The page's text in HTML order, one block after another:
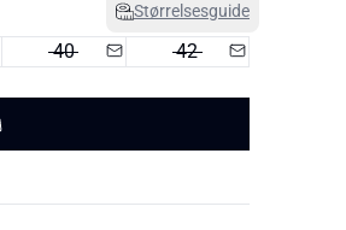
Størrelsesguide
40
42